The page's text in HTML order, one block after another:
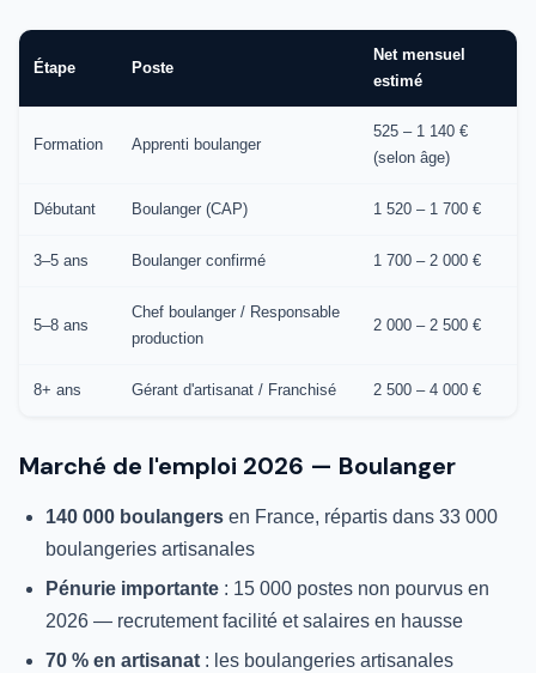
Étape Poste
Net mensuel
estimé
Formation Apprenti boulanger
525 – 1 140 €
(selon âge)
Débutant Boulanger (CAP) 1 520 – 1 700 €
3–5 ans Boulanger confirmé 1 700 – 2 000 €
5–8 ans
Chef boulanger / Responsable
production
2 000 – 2 500 €
8+ ans Gérant d'artisanat / Franchisé 2 500 – 4 000 €
Marché de l'emploi 2026 — Boulanger
140 000 boulangers en France, répartis dans 33 000
boulangeries artisanales
Pénurie importante : 15 000 postes non pourvus en
2026 — recrutement facilité et salaires en hausse
70 % en artisanat : les boulangeries artisanales